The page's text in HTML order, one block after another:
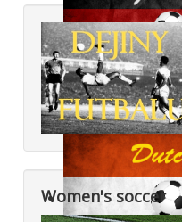
Women's soccer